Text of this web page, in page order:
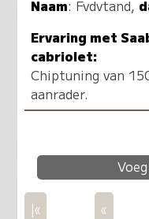
Naam: Fvdvtand,
Ervaring met
cabriolet:
Chiptuning van
aanrader.
|« «